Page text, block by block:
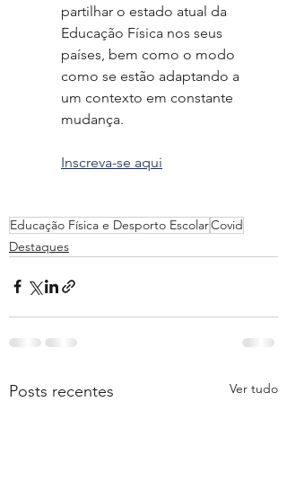
partilhar o estado atual da
Educação Física nos seus
países, bem como o modo
como se estão adaptando a
um contexto em constante
mudança.
Inscreva-se aqui
Educação Física e Desporto EscolarCovid
Destaques
Posts recentes Ver tudo